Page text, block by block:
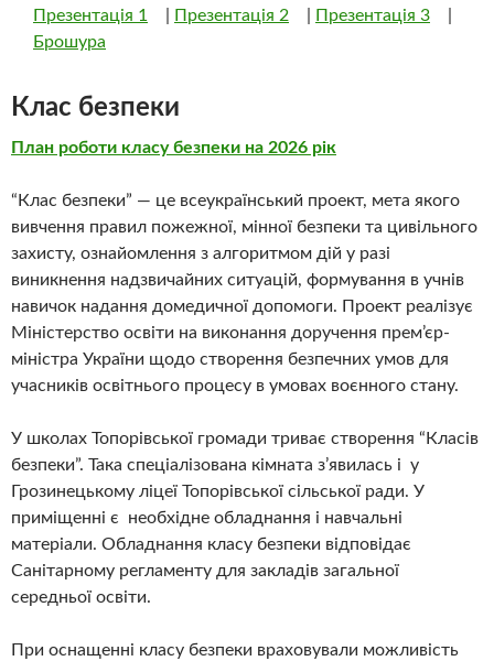
Презентація 1
Презентація 2 Презентація 3
Брошура
Клас безпеки
План роботи класу безпеки на 2026 рік
“Клас безпеки” — це всеукраїнський проект, мета якого
вивчення правил пожежної, мінної безпеки та цивільного
захисту, ознайомлення з алгоритмом дій у разі
виникнення надзвичайних ситуацій, формування в учнів
навичок надання домедичної допомоги. Проект реалізує
Міністерство освіти на виконання доручення прем’єр-
міністра України щодо створення безпечних умов для
учасників освітнього процесу в умовах воєнного стану.
У школах Топорівської громади триває створення “Класів
безпеки”. Така спеціалізована кімната з’явилась і у
Грозинецькому ліцеї Топорівської сільської ради. У
приміщенні є необхідне обладнання і навчальні
матеріали. Обладнання класу безпеки відповідає
Санітарному регламенту для закладів загальної
середньої освіти.
При оснащенні класу безпеки враховували можливість